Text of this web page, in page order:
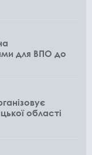
для ВПО до
області